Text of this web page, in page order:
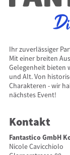
Ihr zuverlässiger
Mit einer breiten
Gelegenheit bieten
und Alt. Von
Charakteren - wir
nächstes Event!
Kontakt
Fantastico GmbH
Nicole Cavicchiolo